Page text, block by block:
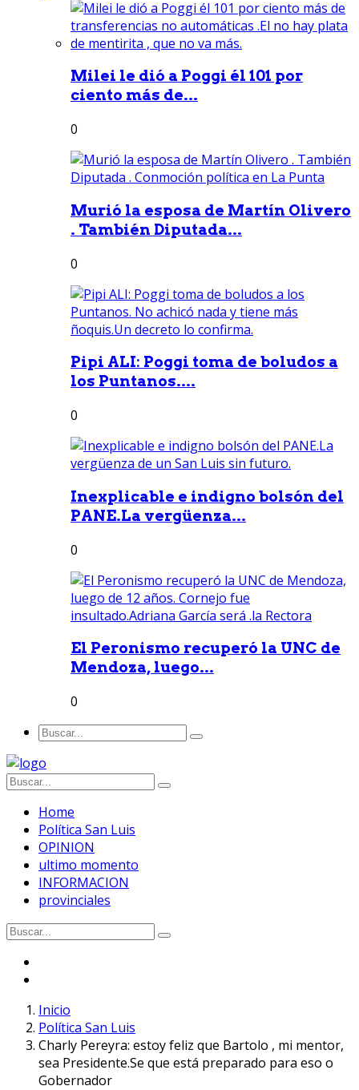
Milei le dió a Poggi él 101 por
ciento más de...
0
Murió la esposa de Martín Olivero
. También Diputada...
0
Pipi ALI: Poggi toma de boludos a
los Puntanos....
0
Inexplicable e indigno bolsón del
PANE.La vergüenza...
0
El Peronismo recuperó la UNC de
Mendoza, luego...
0
Home
Política San Luis
OPINION
ultimo momento
INFORMACION
provinciales
Inicio
Política San Luis
Charly Pereyra: estoy feliz que Bartolo , mi mentor,
sea Presidente.Se que está preparado para eso o
Gobernador